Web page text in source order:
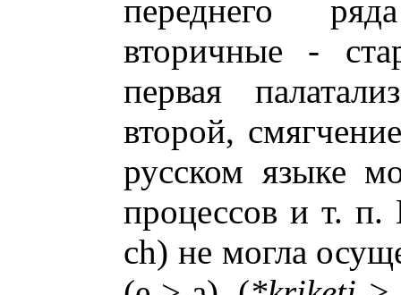
переднего
вторичные -
первая
второй,
русском языке
процессов и т. п.
ch) не могла